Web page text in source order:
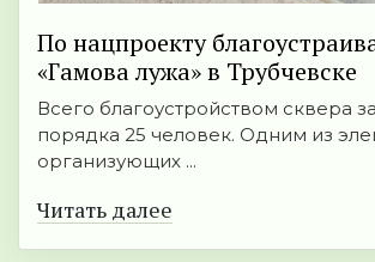
По нацпроекту
«Гамова лужа» в Трубчевске
Всего благоустройством сквера
порядка 25 человек. Одним из
организующих ...
Читать далее